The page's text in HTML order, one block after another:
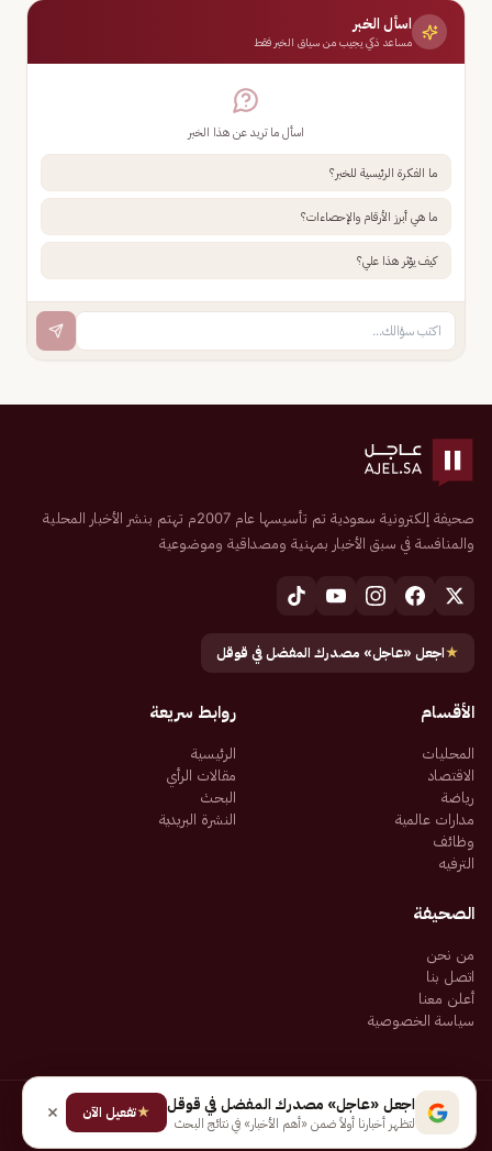
اسأل الخبر
مساعد ذكي يجيب من سياق الخبر فقط
اسأل ما تريد عن هذا الخبر
ما الفكرة الرئيسية للخبر؟
ما هي أبرز الأرقام والإحصاءات؟
كيف يؤثر هذا علي؟
صحيفة إلكترونية سعودية تم تأسيسها عام 2007م تهتم بنشر الأخبار المحلية
والمنافسة في سبق الأخبار بمهنية ومصداقية وموضوعية
★اجعل «عاجل» مصدرك المفضل في قوقل
الأقسام
المحليات
الاقتصاد
رياضة
مدارات عالمية
وظائف
الترفيه
روابط سريعة
الرئيسية
مقالات الرأي
البحث
النشرة البريدية
الصحيفة
من نحن
اتصل بنا
أعلن معنا
سياسة الخصوصية
جميع الحقوق محفوظة لـ شركة إيجاز للنشر الإلكتروني المالكة لصحيفة عاجل
سياسة الخصوصيةشروط الاستخدام
اجعل «عاجل» مصدرك المفضل في قوقل
لتظهر أخبارنا أولاً ضمن «أهم الأخبار» في نتائج البحث
★تفعيل الآن